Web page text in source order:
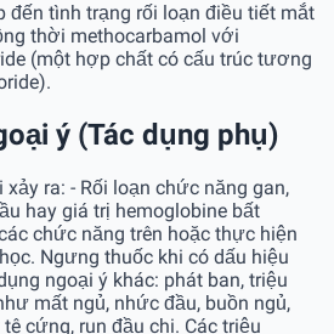
đến tình trạng rối loạn điều tiết mắt
thời methocarbamol với
(một hợp chất có cấu trúc tương
ý (Tác dụng phụ)
ra: - Rối loạn chức năng gan,
hay giá trị hemoglobine bất
chức năng trên hoặc thực hiện
Ngưng thuốc khi có dấu hiệu
ngoại ý khác: phát ban, triệu
mất ngủ, nhức đầu, buồn ngủ,
cứng, run đầu chi. Các triệu